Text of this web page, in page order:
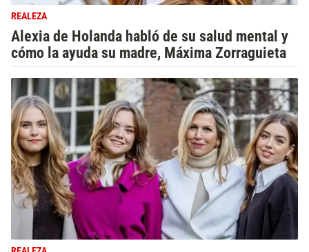
REALEZA
Alexia de Holanda habló de su salud mental y
cómo la ayuda su madre, Máxima Zorraguieta